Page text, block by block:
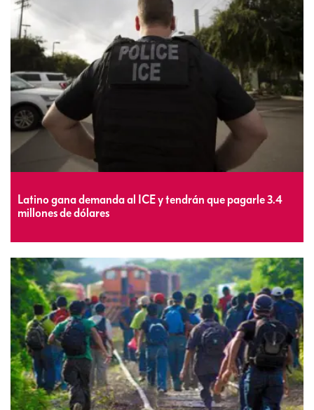
Latino gana demanda al ICE y tendrán que pagarle 3.4
millones de dólares